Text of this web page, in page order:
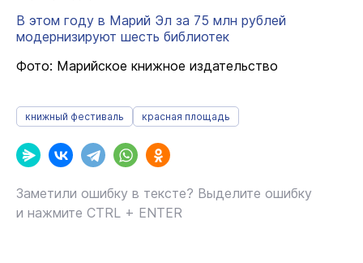
В этом году в Марий Эл за 75 млн рублей
модернизируют шесть библиотек
Фото: Марийское книжное издательство
книжный фестиваль красная площадь
Заметили ошибку в тексте? Выделите ошибку
и нажмите CTRL + ENTER